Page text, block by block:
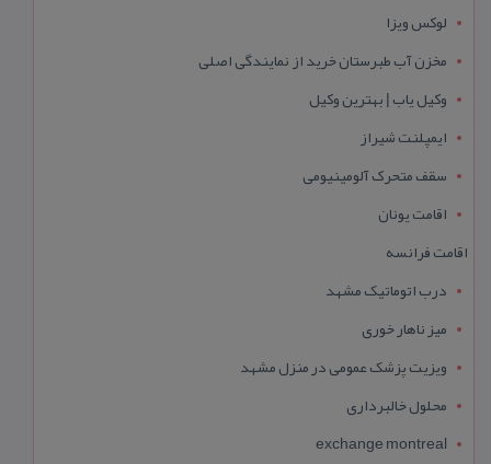
لوکس ویزا
مخزن آب طبرستان خرید از نمایندگی اصلی
وکیل یاب | بهترین وکیل
ایمپلنت شیراز
سقف متحرک آلومینیومی
اقامت یونان
اقامت فرانسه
درب اتوماتیک مشهد
میز ناهار خوری
ویزیت پزشک عمومی در منزل مشهد
محلول خالبرداری
exchange montreal